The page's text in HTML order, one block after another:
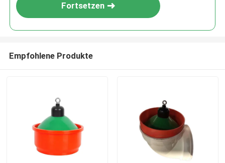
Fortsetzen
Empfohlene Produkte